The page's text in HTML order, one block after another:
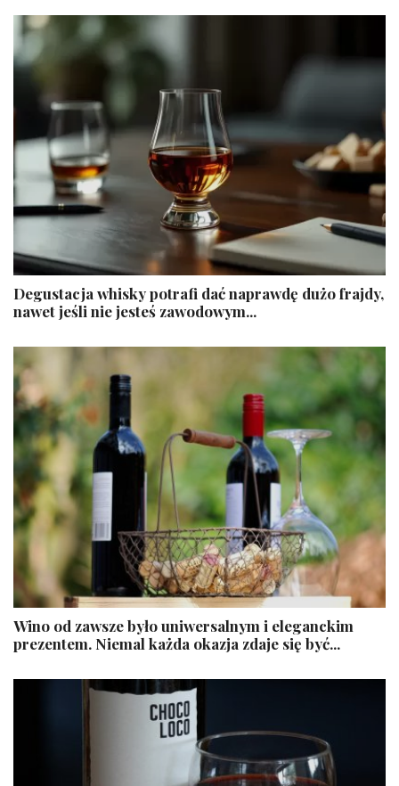
Degustacja whisky potrafi dać naprawdę dużo frajdy,
nawet jeśli nie jesteś zawodowym...
Wino od zawsze było uniwersalnym i eleganckim
prezentem. Niemal każda okazja zdaje się być...